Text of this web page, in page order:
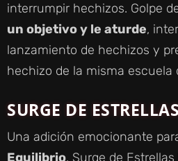
interrumpir hechizos. Golpe
un objetivo y le aturde,
lanzamiento de hechizos y
hechizo de la misma escuela
SURGE DE ESTRELLAS
Una adición emocionante
Equilibrio. Surge de